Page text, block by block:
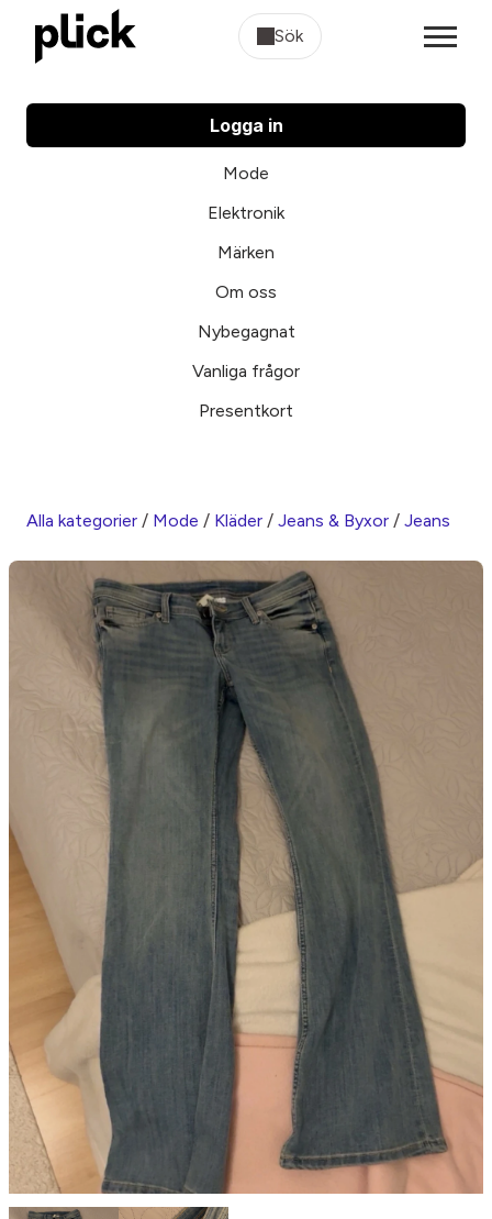
Sök
Logga in
Mode
Elektronik
Märken
Om oss
Nybegagnat
Vanliga frågor
Presentkort
Alla kategorier / Mode / Kläder / Jeans & Byxor / Jeans